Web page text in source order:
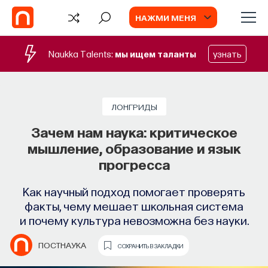
НАЖМИ МЕНЯ
Naukka Talents: мы ищем таланты узнать
ЛОНГРИДЫ
Зачем нам наука: критическое
мышление, образование и язык
прогресса
Как научный подход помогает проверять
факты, чему мешает школьная система
и почему культура невозможна без науки.
ПОСТНАУКА СОХРАНИТЬ В ЗАКЛАДКИ
TV
ИИ в университете, цели